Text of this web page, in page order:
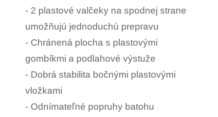
- 2 plastové valčeky na spodnej strane
umožňujú jednoduchú prepravu
- Chránená plocha s plastovými
gombíkmi a podlahové výstuže
- Dobrá stabilita bočnými plastovými
vložkami
- Odnímateľné popruhy batohu